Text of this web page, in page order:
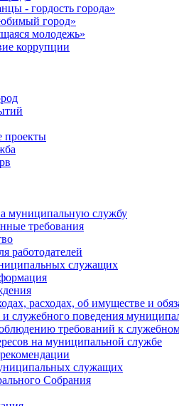
- гордость города»
город»
молодежь»
коррупции
проекты
муниципальную службу
требования
работодателей
служащих
расходах, об имуществе и
служебного поведения
требований к
на муниципальной службе
служащих
Cобрания